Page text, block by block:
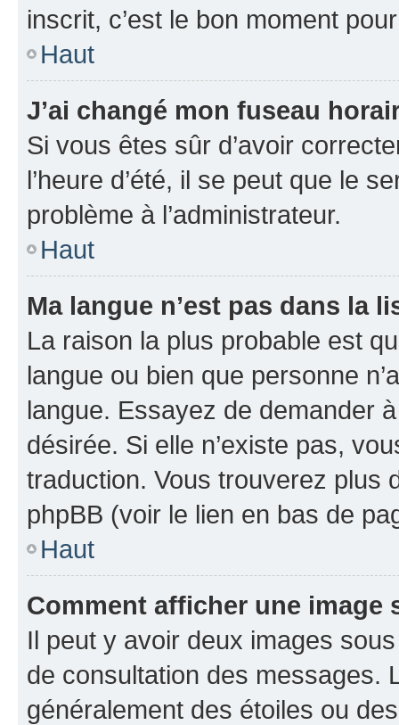
inscrit, c’est le bon moment
Haut
J’ai changé mon fuseau
Si vous êtes sûr d’avoir
l’heure d’été, il se peut que le
problème à l’administrateur.
Haut
Ma langue n’est pas dans la
La raison la plus probable est
langue ou bien que personne
langue. Essayez de demander
désirée. Si elle n’existe pas,
traduction. Vous trouverez plus
phpBB (voir le lien en bas de
Haut
Comment afficher une image
Il peut y avoir deux images
de consultation des messages.
généralement des étoiles ou